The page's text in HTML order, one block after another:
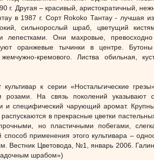
г. Другая – красивый, аристократичный,
в 1987 г. Сорт Rokoko Тантау - лучшая
сильнорослый шраб, цветущий
лепестками. Они махровые,
оранжевые тычинки в центре. Бутоны
кремового. Листва обильная,
культивар к серии «Ностальгические
розами. На связь поколений указывают
и специфический чарующий аромат.
в прекрасные цветки
но пластичными побегами,
применения этого культивара –
Вестник Цветовода, №1, январь 2006.
шрабом»)